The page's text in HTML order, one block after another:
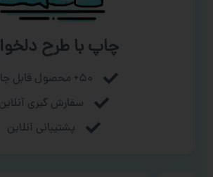
چاپ با طرح
۵۰+ محصول قابل چاپ
سفارش گیری آنلاین
پشتیبانی آنلاین